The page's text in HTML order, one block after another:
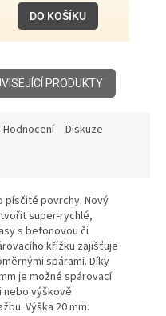
DO KOŠÍKU
PRODUKTY
Hodnocení Diskuze
písčité povrchy. Nový
super-rychlé,
s betonovou či
křížku zajišťuje
spárami. Díky
je možné spárovací
nebo výškově
Výška 20 mm.